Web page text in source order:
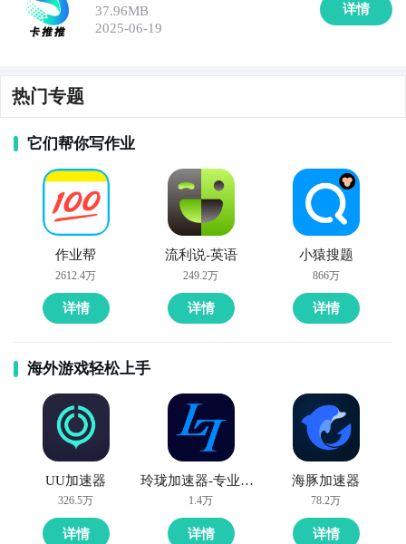
37.96MB
2025-06-19
详情
热门专题
它们帮你写作业
作业帮
2612.4万
详情
流利说-英语
249.2万
详情
小猿搜题
866万
详情
海外游戏轻松上手
UU加速器
326.5万
详情
玲珑加速器-专业手游加速器
1.4万
详情
海豚加速器
78.2万
详情